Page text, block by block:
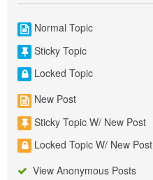
Normal Topic
Sticky Topic
Locked Topic
New Post
Sticky Topic W/ New Post
Locked Topic W/ New Post
View Anonymous Posts